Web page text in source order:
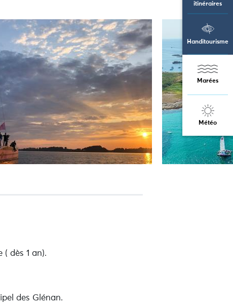
itinéraires
Handitourisme
Marées
Météo
dès 1 an).
des Glénan.